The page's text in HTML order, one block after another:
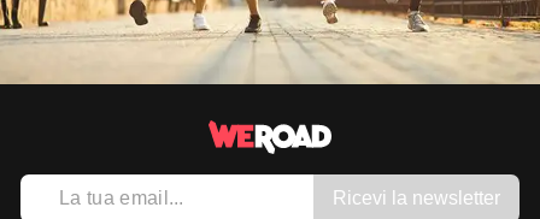
Ricevi la newsletter